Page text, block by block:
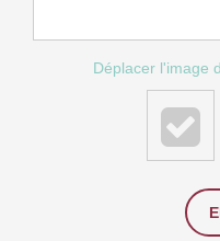
Déplacer l'image